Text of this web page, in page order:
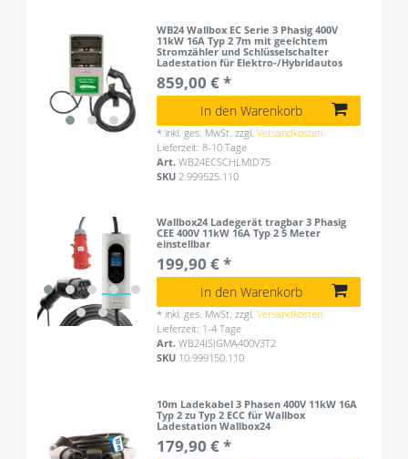
WB24 Wallbox EC Serie 3 Phasig 400V
11kW 16A Typ 2 7m mit geeichtem
Stromzähler und Schlüsselschalter
Ladestation für Elektro-/Hybridautos
859,00 € *
In den Warenkorb
* inkl. ges. MwSt. zzgl.Versandkosten
Lieferzeit: 8-10 Tage
Art.WB24ECSCHLMID75
SKU 2.999525.110
Wallbox24 Ladegerät tragbar 3 Phasig
CEE 400V 11kW 16A Typ 2 5 Meter
einstellbar
199,90 € *
In den Warenkorb
* inkl. ges. MwSt. zzgl.Versandkosten
Lieferzeit: 1-4 Tage
Art.WB24ISIGMA400V3T2
SKU 10.999150.110
10m Ladekabel 3 Phasen 400V 11kW 16A
Typ 2 zu Typ 2 ECC für Wallbox
Ladestation Wallbox24
179,90 € *